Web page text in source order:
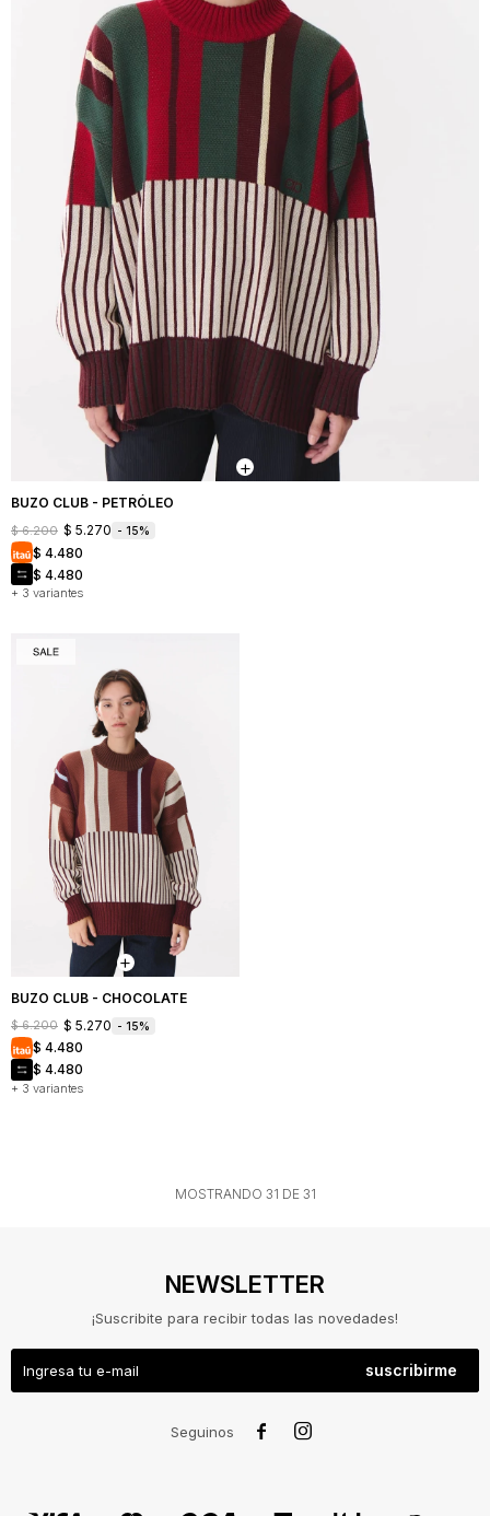
BUZO CLUB - PETRÓLEO
+ 3 variantes
$ 6.200 $ 5.270 15
$ 4.480
$ 4.480
BUZO CLUB - CHOCOLATE
+ 3 variantes
$ 6.200 $ 5.270 15
$ 4.480
$ 4.480
MOSTRANDO 31 DE 31
NEWSLETTER
¡Suscribite para recibir todas las novedades!
suscribirme
Seguinos  
NOSOTROS